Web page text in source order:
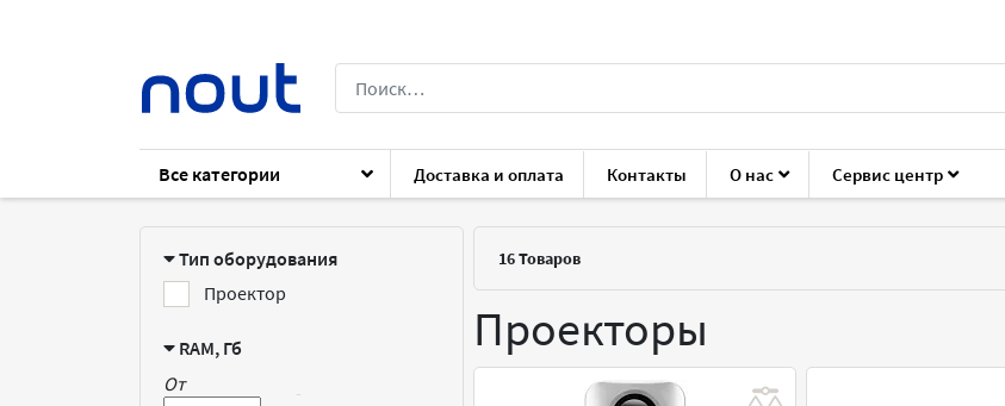
Все категории Доставка и оплата Контакты О нас Сервис центр
Каталог Оргтехника Проекторы
Тип оборудования
Проектор
RAM, Гб
От
-
16Товаров
Проекторы